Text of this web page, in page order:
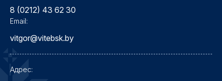
8 (0212) 43 62 30
Email:
vitgor@vitebsk.by
Адрес: